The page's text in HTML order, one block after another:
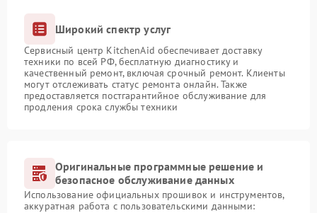
Широкий спектр услуг
Сервисный центр KitchenAid обеспечивает доставку
техники по всей РФ, бесплатную диагностику и
качественный ремонт, включая срочный ремонт. Клиенты
могут отслеживать статус ремонта онлайн. Также
предоставляется постгарантийное обслуживание для
продления срока службы техники
Оригинальные программные решение и
безопасное обслуживание данных
Использование официальных прошивок и инструментов,
аккуратная работа с пользовательскими данными: